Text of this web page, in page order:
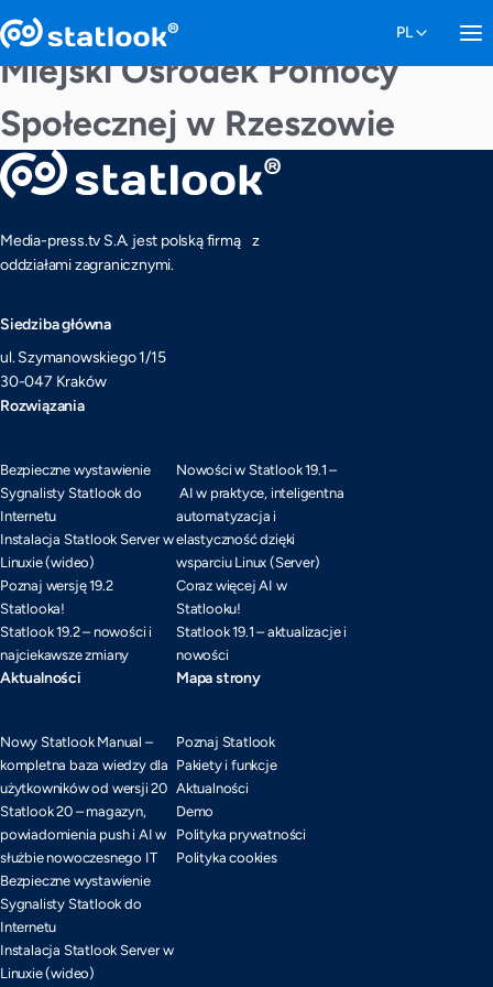
Miejski Ośrodek Pomocy
Społecznej w Rzeszowie
Media-press.tv S.A. jest polską firmą z
oddziałami zagranicznymi.
Siedziba główna
ul. Szymanowskiego 1/15
30-047 Kraków
Rozwiązania
Bezpieczne wystawienie
Sygnalisty Statlook do
Internetu
Instalacja Statlook Server w
Linuxie (wideo)
Poznaj wersję 19.2
Statlooka!
Statlook 19.2 – nowości i
najciekawsze zmiany
Nowości w Statlook 19.1 –
AI w praktyce, inteligentna
automatyzacja i
elastyczność dzięki
wsparciu Linux (Server)
Coraz więcej AI w
Statlooku!
Statlook 19.1 – aktualizacje i
nowości
Aktualności
Nowy Statlook Manual –
kompletna baza wiedzy dla
użytkowników od wersji 20
Statlook 20 – magazyn,
powiadomienia push i AI w
służbie nowoczesnego IT
Bezpieczne wystawienie
Sygnalisty Statlook do
Internetu
Instalacja Statlook Server w
Linuxie (wideo)
Mapa strony
Poznaj Statlook
Pakiety i funkcje
Aktualności
Demo
Polityka prywatności
Polityka cookies